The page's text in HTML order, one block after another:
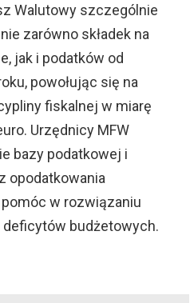
Walutowy szczególnie
zarówno składek na
jak i podatków od
powołując się na
fiskalnej w miarę
Urzędnicy MFW
bazy podatkowej i
opodatkowania
w rozwiązaniu
budżetowych.